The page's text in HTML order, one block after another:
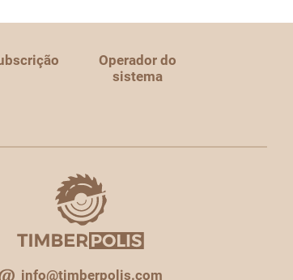
Operador do
sistema
info@timberpolis.com